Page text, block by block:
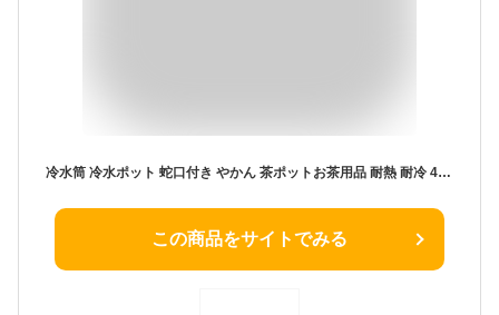
冷水筒 冷水ポット 蛇口付き やかん 茶ポットお茶用品 耐熱 耐冷 4L 大容量 食洗機対応 冷水筒 横置き 食洗機対応 洗いやすい 飲料水 お茶 炭酸 冷蔵庫に入れる 家族 一人暮らし プラスチック PP材質 軽量 丈夫 耐久性 麦茶ポット おしゃれ 水筒 ビール樽 飲料ディスペンサー
この商品をサイトでみる